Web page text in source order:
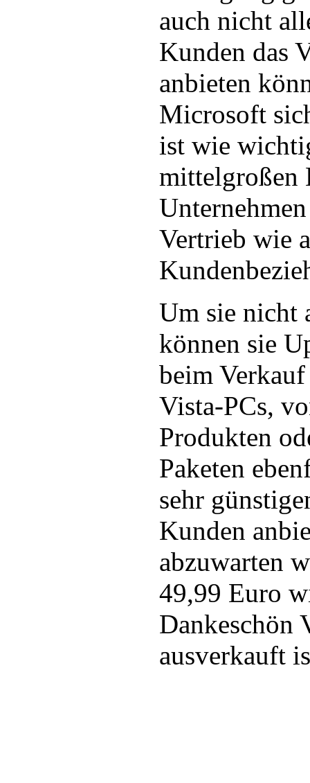
auch nicht
Kunden das
anbieten
Microsoft
ist wie
mittelgroßen
Vertrieb wie
Um sie nicht
können sie
beim
Vista-PCs,
Produkten
Paketen
sehr
Kunden
abzuwarten
49,99 Euro
Dankeschön
ausverkauft